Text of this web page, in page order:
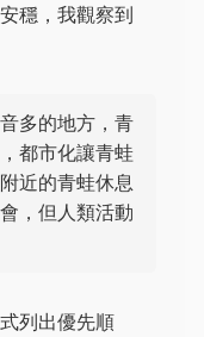
穩，我觀察到
多的地方，青
都市化讓青蛙
近的青蛙休息
，但人類活動
列出優先順